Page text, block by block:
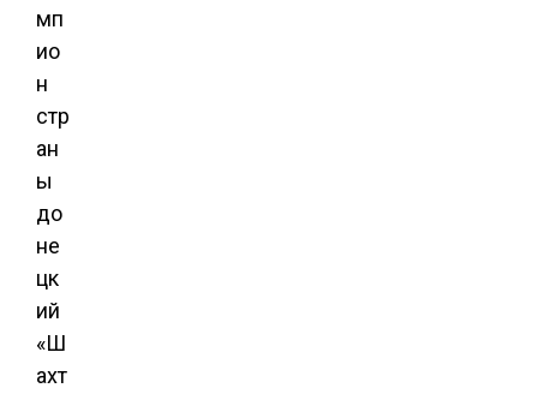
мп
ио
н
стр
ан
ы
до
не
цк
ий
«Ш
ахт